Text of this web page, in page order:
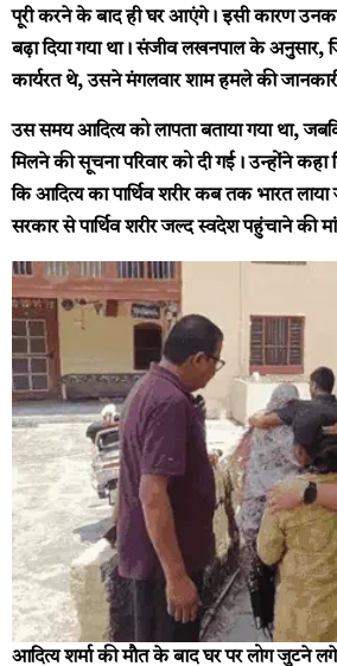
पूरी करने के बाद ही घर आएंगे। इसी कारण उनका
बढ़ा दिया गया था। संजीव लखनपाल के अनुसार,
कार्यरत थे, उसने मंगलवार शाम हमले की
उस समय आदित्य को लापता बताया गया था,
मिलने की सूचना परिवार को दी गई। उन्होंने कहा
कि आदित्य का पार्थिव शरीर कब तक भारत लाया
सरकार से पार्थिव शरीर जल्द स्वदेश पहुंचाने की
आदित्य शर्मा की मौत के बाद घर पर लोग जुटने